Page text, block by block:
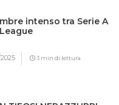
intenso tra Serie A
3 min di lettura